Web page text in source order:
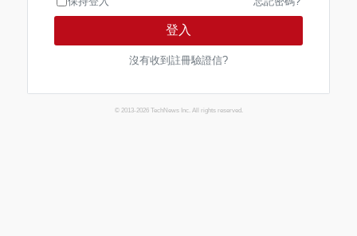
登入
沒有收到註冊驗證信?
© 2013-2026 TechNews Inc. All rights reserved.